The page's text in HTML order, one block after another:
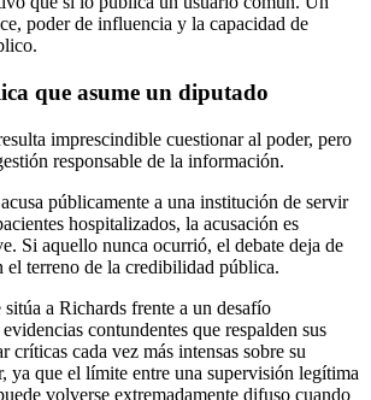
poder de influencia y la capacidad de
que asume un diputado
imprescindible cuestionar al poder, pero
responsable de la información.
públicamente a una institución de servir
hospitalizados, la acusación es
Si aquello nunca ocurrió, el debate deja de
el terreno de la credibilidad pública.
a Richards frente a un desafío
contundentes que respalden sus
críticas cada vez más intensas sobre su
ya que el límite entre una supervisión legítima
volverse extremadamente difuso cuando